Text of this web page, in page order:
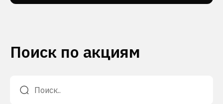
Поиск по акциям